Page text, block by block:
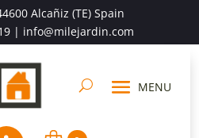
Alcañiz (TE) Spain
| info@milejardin.com